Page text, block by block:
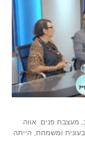
מעצבת פנים. אווה
ומשמחת, הייתה